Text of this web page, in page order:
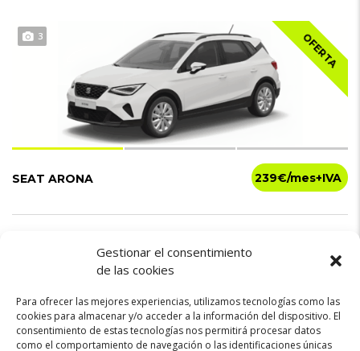
Gestionar el consentimiento
de las cookies
Para ofrecer las mejores experiencias, utilizamos tecnologías como las
cookies para almacenar y/o acceder a la información del dispositivo. El
consentimiento de estas tecnologías nos permitirá procesar datos
como el comportamiento de navegación o las identificaciones únicas
OFERTA
3
239€
SEAT ARONA
115cv